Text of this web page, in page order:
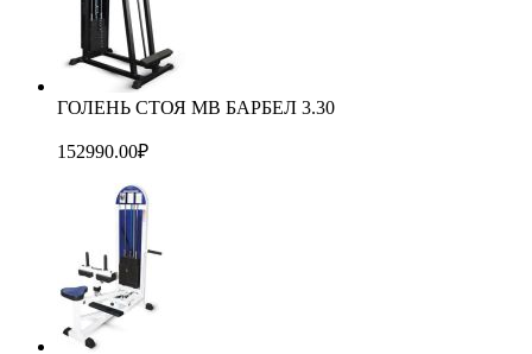
ГОЛЕНЬ СТОЯ MB БАРБЕЛ 3.30
152990.00₽